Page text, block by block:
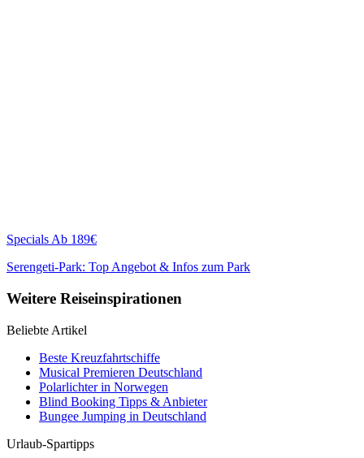
SpecialsAb 189€
Serengeti-Park: Top Angebot & Infos zum Park
Weitere Reiseinspirationen
Beliebte Artikel
Beste Kreuzfahrtschiffe
Musical Premieren Deutschland
Polarlichter in Norwegen
Blind Booking Tipps & Anbieter
Bungee Jumping in Deutschland
Urlaub-Spartipps